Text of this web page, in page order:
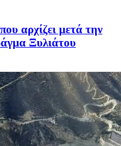
αρχίζει μετά την
Ξυλιάτου